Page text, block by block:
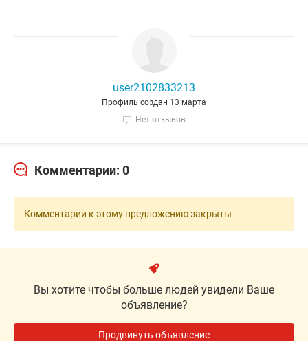
user2102833213
Профиль создан 13 марта
Нет отзывов
Комментарии: 0
Комментарии к этому предложению закрыты
Вы хотите чтобы больше людей увидели Ваше
объявление?
Продвинуть объявление